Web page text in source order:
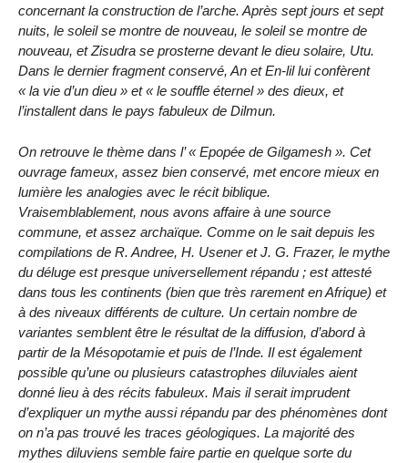
concernant la construction de l’arche. Après sept jours et sept
nuits, le soleil se montre de nouveau, le soleil se montre de
nouveau, et Zisudra se prosterne devant le dieu solaire, Utu.
Dans le dernier fragment conservé, An et En-lil lui confèrent
« la vie d’un dieu » et « le souffle éternel » des dieux, et
l’installent dans le pays fabuleux de Dilmun.
On retrouve le thème dans l’ « Epopée de Gilgamesh ». Cet
ouvrage fameux, assez bien conservé, met encore mieux en
lumière les analogies avec le récit biblique.
Vraisemblablement, nous avons affaire à une source
commune, et assez archaïque. Comme on le sait depuis les
compilations de R. Andree, H. Usener et J. G. Frazer, le mythe
du déluge est presque universellement répandu ; est attesté
dans tous les continents (bien que très rarement en Afrique) et
à des niveaux différents de culture. Un certain nombre de
variantes semblent être le résultat de la diffusion, d’abord à
partir de la Mésopotamie et puis de l’Inde. Il est également
possible qu’une ou plusieurs catastrophes diluviales aient
donné lieu à des récits fabuleux. Mais il serait imprudent
d’expliquer un mythe aussi répandu par des phénomènes dont
on n’a pas trouvé les traces géologiques. La majorité des
mythes diluviens semble faire partie en quelque sorte du